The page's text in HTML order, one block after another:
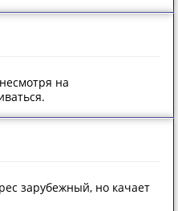
на
зарубежный, но качает